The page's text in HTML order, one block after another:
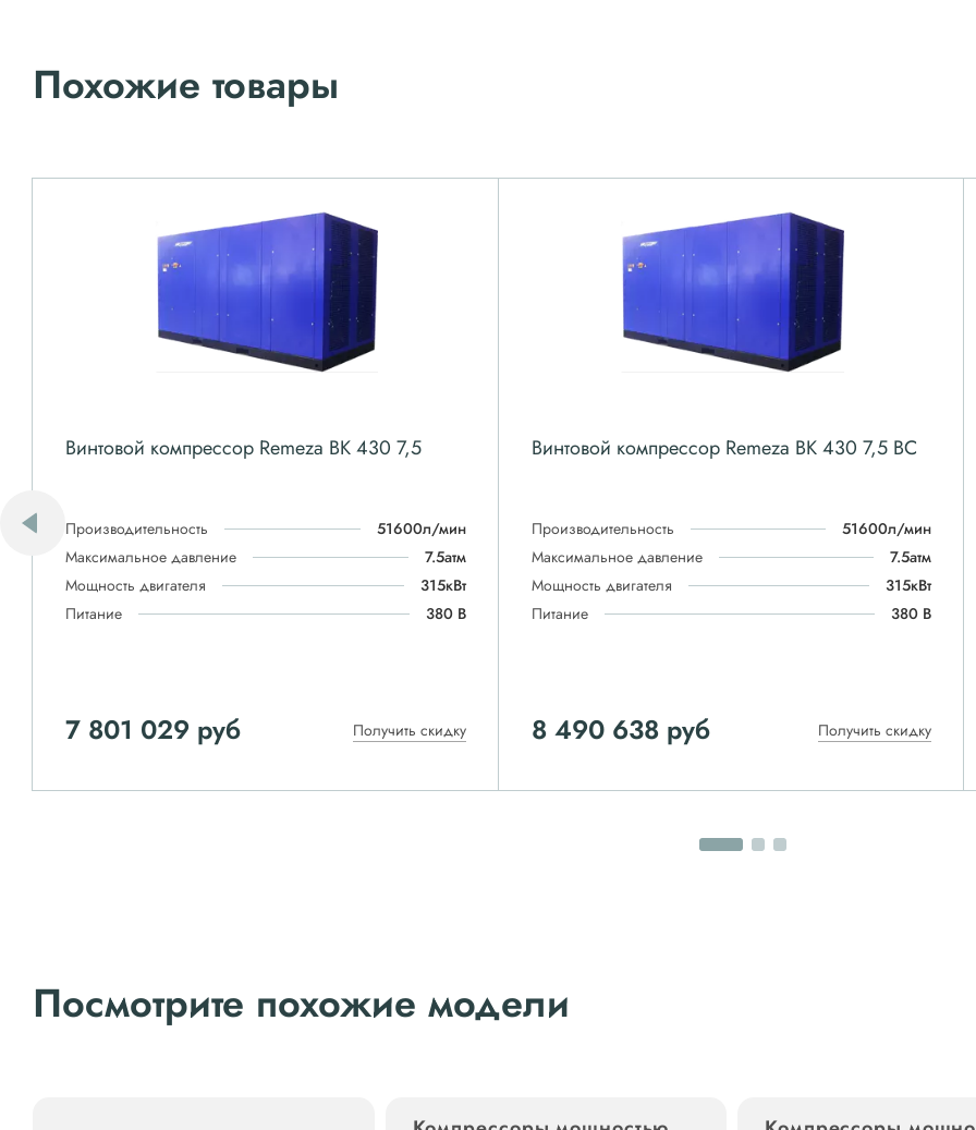
Похожие товары
Винтовой компрессор Remeza ВК 430 7,5
Производительность
51600л/мин
Максимальное давление
7.5атм
Мощность двигателя
315кВт
Питание
380 В
7 801 029 руб Получить скидку
Винтовой компрессор Remeza ВК 430 7,5 ВС
Производительность
51600л/мин
Максимальное давление
7.5атм
Мощность двигателя
315кВт
Питание
380 В
8 490 638 руб Получить скидку
Посмотрите похожие модели